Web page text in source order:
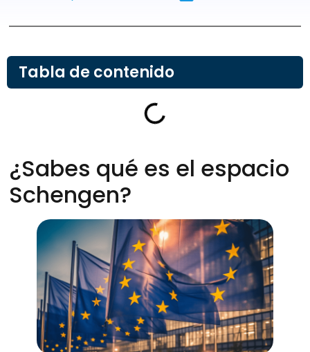
Tabla de contenido
¿Sabes qué es el espacio
Schengen?